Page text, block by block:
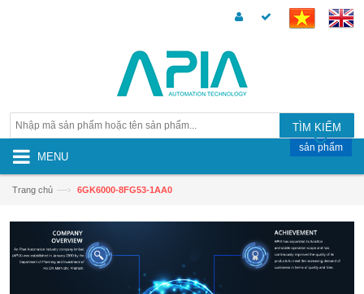
TÌM KIẾM
MENU
sản phẩm
Trang chủ —› 6GK6000-8FG53-1AA0